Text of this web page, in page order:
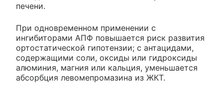
печени.
При одновременном применении с
ингибиторами АПФ повышается риск развития
ортостатической гипотензии; с антацидами,
содержащими соли, оксиды или гидроксиды
алюминия, магния или кальция, уменьшается
абсорбция левомепромазина из ЖКТ.